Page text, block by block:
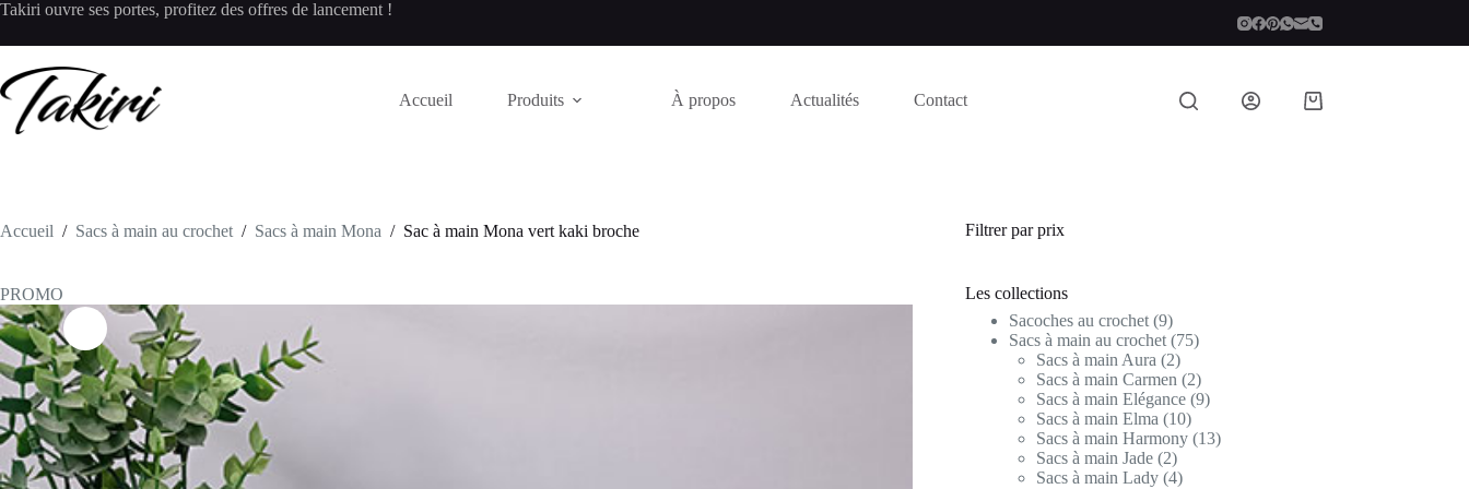
Passer
contenu
Takiri ouvre ses portes, profitez des offres de lancement !
Accueil Produits À propos Actualités Contact
Panier
Accueil / Sacs à main au crochet / Sacs à main Mona / Sac à main Mona vert kaki broche
PROMO
Filtrer par prix
Les collections
Sacoches au crochet 99
produits
Sacs à main au crochet 7575
Sacs à main Aura 22
produits
Sacs à main Carmen 22
produits
Sacs à main Elégance 99
Sacs à main Elma 1010
produits
Sacs à main Harmony 1313
Sacs à main Jade 22
produits
Sacs à main Lady 44